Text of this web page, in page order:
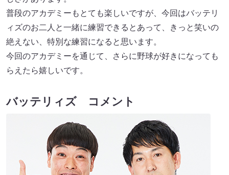
普段のアカデミーもとても楽しいですが、今回はバッテリ
ィズのお二人と一緒に練習できるとあって、きっと笑いの
絶えない、特別な練習になると思います。
今回のアカデミーを通じて、さらに野球が好きになっても
らえたら嬉しいです。
バッテリィズ コメント